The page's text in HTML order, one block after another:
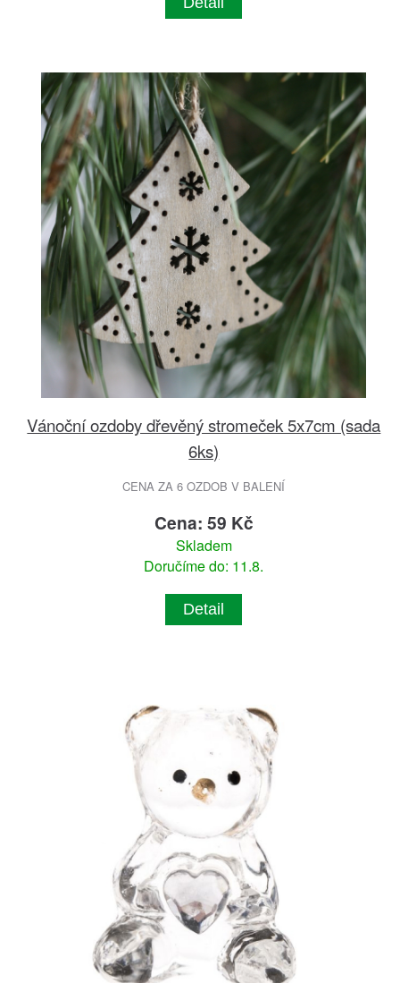
Vánoční ozdoby dřevěný stromeček 5x7cm (sada
6ks)
CENA ZA 6 OZDOB V BALENÍ
Cena: 59 Kč
Skladem
Doručíme do: 11.8.
Detail